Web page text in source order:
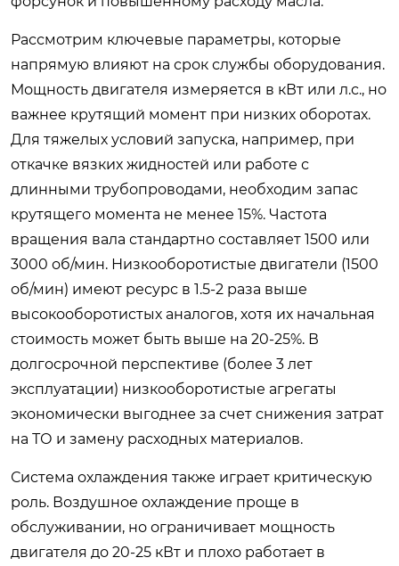
Рассмотрим ключевые параметры, которые
напрямую влияют на срок службы оборудования.
Мощность двигателя измеряется в кВт или л.с., но
важнее крутящий момент при низких оборотах.
Для тяжелых условий запуска, например, при
откачке вязких жидностей или работе с
длинными трубопроводами, необходим запас
крутящего момента не менее 15%. Частота
вращения вала стандартно составляет 1500 или
3000 об/мин. Низкооборотистые двигатели (1500
об/мин) имеют ресурс в 1.5-2 раза выше
высокооборотистых аналогов, хотя их начальная
стоимость может быть выше на 20-25%. В
долгосрочной перспективе (более 3 лет
эксплуатации) низкооборотистые агрегаты
экономически выгоднее за счет снижения затрат
на ТО и замену расходных материалов.
Система охлаждения также играет критическую
роль. Воздушное охлаждение проще в
обслуживании, но ограничивает мощность
двигателя до 20-25 кВт и плохо работает в